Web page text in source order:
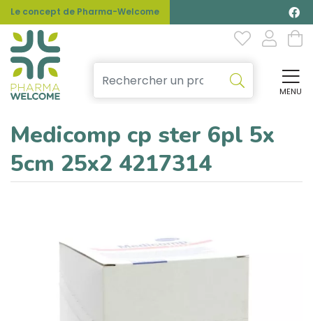
Le concept de Pharma-Welcome
MENU
Medicomp cp ster 6pl 5x
5cm 25x2 4217314